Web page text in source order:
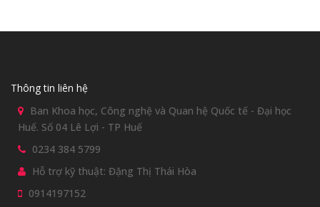
Thông tin liên hệ
Ban Khoa học, Công nghệ và Quan hệ Quốc tế - Đại học
Huế. Số 04 Lê Lợi - TP Huế
0234 384 5799
Hỗ trợ kỹ thuật: Đặng Thị Thái Hòa
0914197152